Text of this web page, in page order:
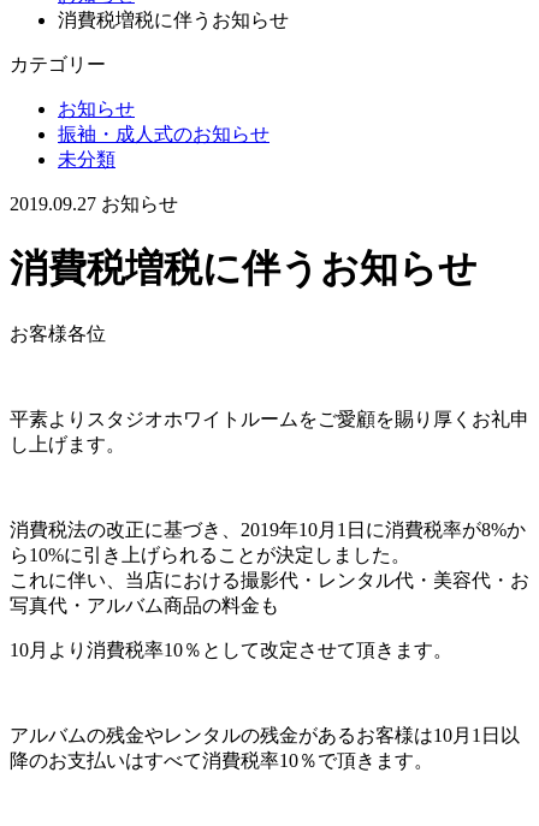
消費税増税に伴うお知らせ
カテゴリー
お知らせ
振袖・成人式のお知らせ
未分類
2019.09.27 お知らせ
消費税増税に伴うお知らせ
お客様各位
平素よりスタジオホワイトルームをご愛顧を賜り厚くお礼申
し上げます。
消費税法の改正に基づき、2019年10月1日に消費税率が8%か
ら10%に引き上げられることが決定しました。
これに伴い、当店における撮影代・レンタル代・美容代・お
写真代・アルバム商品の料金も
10月より消費税率10％として改定させて頂きます。
アルバムの残金やレンタルの残金があるお客様は10月1日以
降のお支払いはすべて消費税率10％で頂きます。